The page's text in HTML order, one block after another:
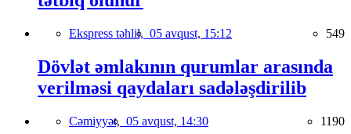
Ekspress təhlil, 05 avqust, 15:12 549
Dövlət əmlakının qurumlar arasında
verilməsi qaydaları sadələşdirilib
Cəmiyyət, 05 avqust, 14:30 1190